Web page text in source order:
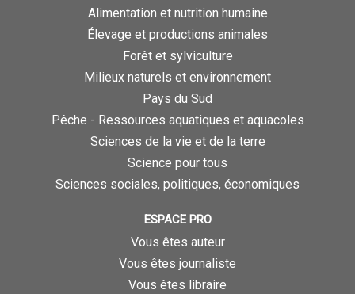
Alimentation et nutrition humaine
Élevage et productions animales
Forêt et sylviculture
Milieux naturels et environnement
Pays du Sud
Pêche - Ressources aquatiques et aquacoles
Sciences de la vie et de la terre
Science pour tous
Sciences sociales, politiques, économiques
ESPACE PRO
Vous êtes auteur
Vous êtes journaliste
Vous êtes libraire